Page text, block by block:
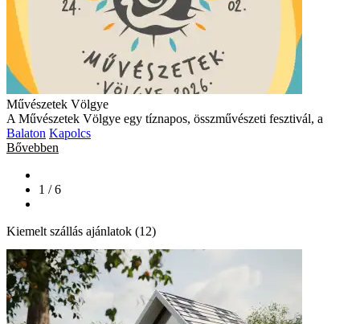
Művészetek Völgye
A Művészetek Völgye egy tíznapos, összművészeti fesztivál, a
Balaton Kapolcs
Bővebben
1 / 6
Kiemelt szállás ajánlatok (12)